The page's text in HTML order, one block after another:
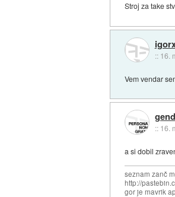
Stroj za take
:: 16.
Vem vendar
:: 16.
a si dobil
seznam zanč
http://
gor je mavrik